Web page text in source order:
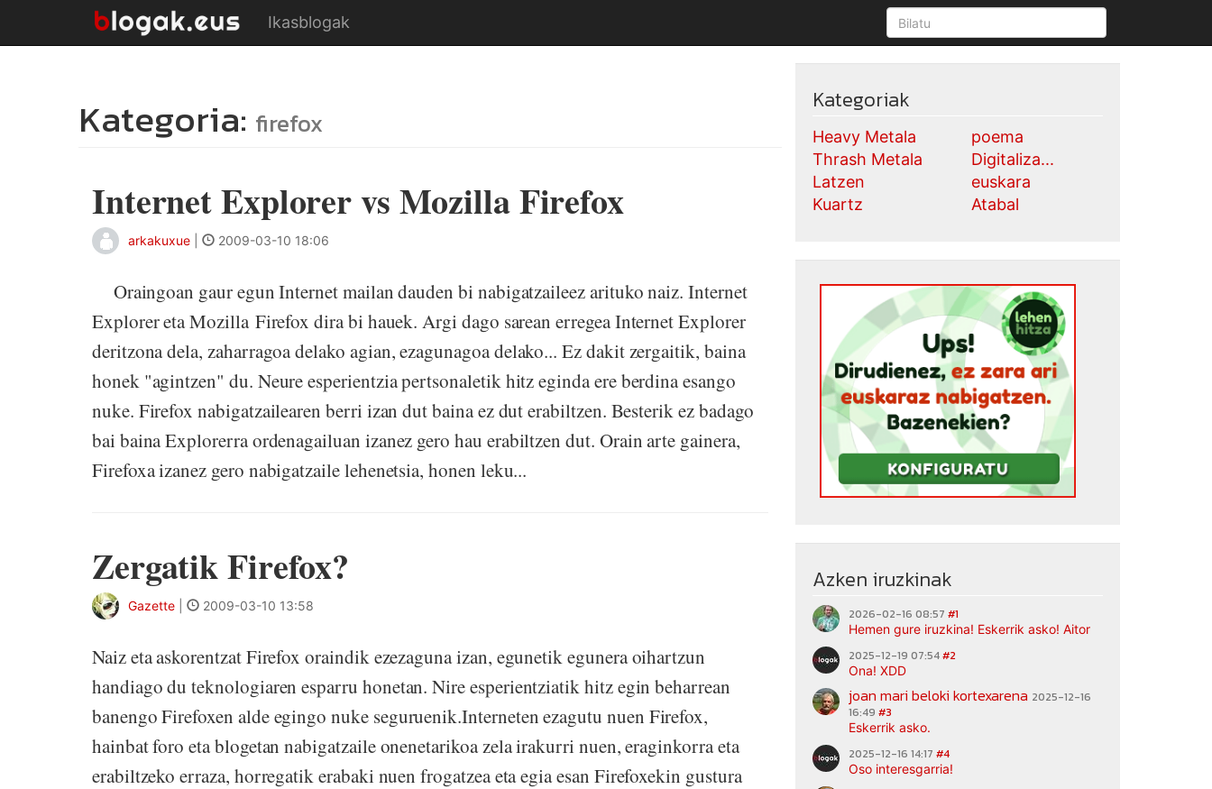
Ikasblogak
Kategoria: firefox
Internet Explorer vs Mozilla Firefox
arkakuxue 2009-03-10 18:06
Oraingoan gaur egun Internet mailan dauden bi nabigatzaileez arituko naiz. Internet
Explorer eta Mozilla Firefox dira bi hauek. Argi dago sarean erregea Internet Explorer
deritzona dela, zaharragoa delako agian, ezagunagoa delako... Ez dakit zergaitik, baina
honek "agintzen" du. Neure esperientzia pertsonaletik hitz eginda ere berdina esango
nuke. Firefox nabigatzailearen berri izan dut baina ez dut erabiltzen. Besterik ez badago
bai baina Explorerra ordenagailuan izanez gero hau erabiltzen dut. Orain arte gainera,
Firefoxa izanez gero nabigatzaile lehenetsia, honen leku...
Zergatik Firefox?
Gazette 2009-03-10 13:58
Naiz eta askorentzat Firefox oraindik ezezaguna izan, egunetik egunera oihartzun
handiago du teknologiaren esparru honetan. Nire esperientziatik hitz egin beharrean
banengo Firefoxen alde egingo nuke seguruenik.Interneten ezagutu nuen Firefox,
hainbat foro eta blogetan nabigatzaile onenetarikoa zela irakurri nuen, eraginkorra eta
erabiltzeko erraza, horregatik erabaki nuen frogatzea eta egia esan Firefoxekin gustura
Kategoriak
Heavy Metala
Thrash Metala
Latzen
Kuartz
poema
Digitaliza...
euskara
Atabal
Azken iruzkinak
2026-02-16 08:57 #1
Hemen gure iruzkina! Eskerrik asko! Aitor
2025-12-19 07:54#2
Ona! XDD
joan mari beloki kortexarena 2025-12-16
16:49 #3
Eskerrik asko.
2025-12-16 14:17 #4
Oso interesgarria!